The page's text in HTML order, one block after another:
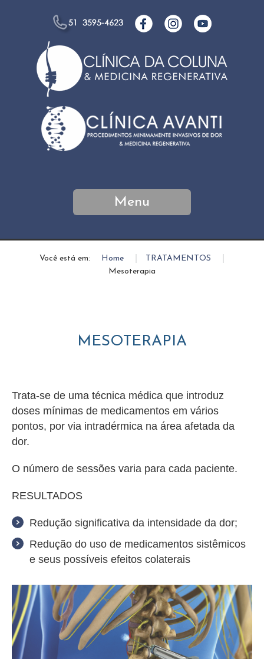
Menu
Você está em: Home TRATAMENTOS
Mesoterapia
MESOTERAPIA
Trata-se de uma técnica médica que introduz
doses mínimas de medicamentos em vários
pontos, por via intradérmica na área afetada da
dor.
O número de sessões varia para cada paciente.
RESULTADOS
Redução significativa da intensidade da dor;
Redução do uso de medicamentos sistêmicos
e seus possíveis efeitos colaterais